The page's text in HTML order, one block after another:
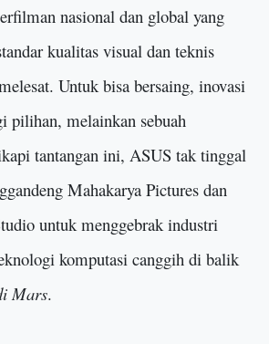
nasional dan global yang
kualitas visual dan teknis
Untuk bisa bersaing, inovasi
pilihan, melainkan sebuah
tantangan ini, ASUS tak tinggal
Mahakarya Pictures dan
untuk menggebrak industri
komputasi canggih di balik
Mars.